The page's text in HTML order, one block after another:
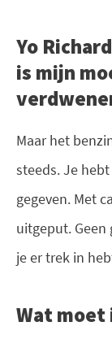
Yo
is mijn
Maar het
steeds. Je
gegeven. Met
uitgeput. Geen
je er trek in
Wat moet